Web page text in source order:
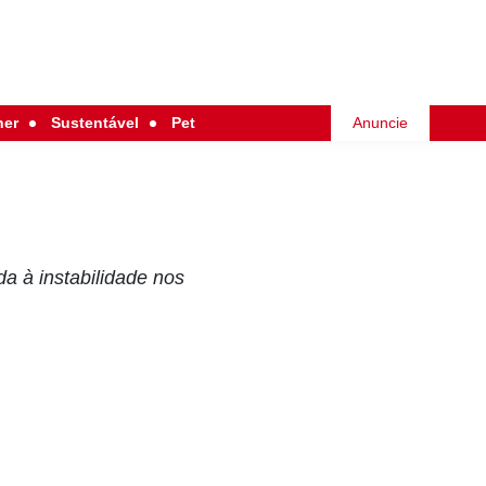
Sustentável Pet Anuncie
à instabilidade nos